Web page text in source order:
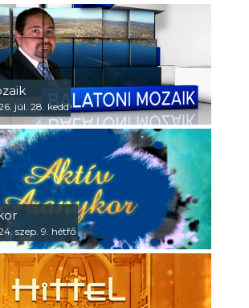
júl. 28. kedd
szep. 9. hétfő